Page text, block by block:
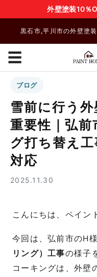
外壁塗装10
黒石市,平川市の外壁塗
☰
ブログ
雪前に行う
重要性｜弘
グ打ち替え
対応
2025.11.30
こんにちは、ペイン
今回は、弘前市のH
リング）工事の様子
コーキングは、外壁